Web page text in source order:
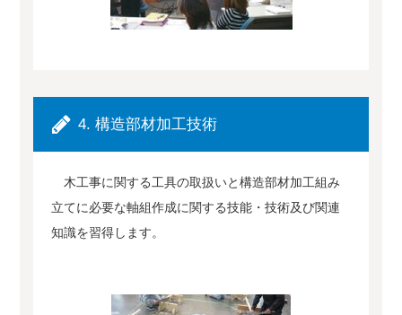
4. 構造部材加工技術
木工事に関する工具の取扱いと構造部材加工組み
立てに必要な軸組作成に関する技能・技術及び関連
知識を習得します。